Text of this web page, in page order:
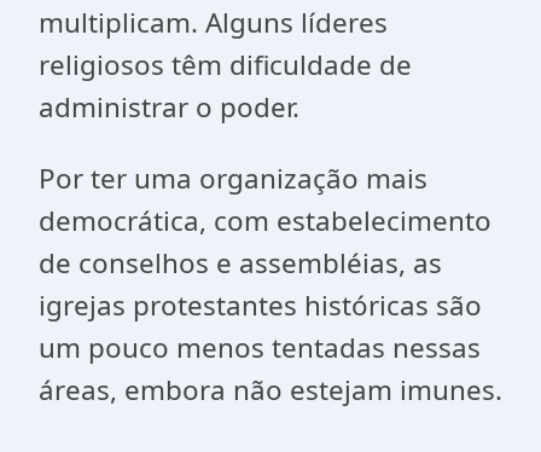
multiplicam. Alguns líderes
religiosos têm dificuldade de
administrar o poder.
Por ter uma organização mais
democrática, com estabelecimento
de conselhos e assembléias, as
igrejas protestantes históricas são
um pouco menos tentadas nessas
áreas, embora não estejam imunes.